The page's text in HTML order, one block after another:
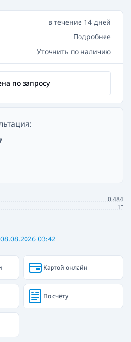
08.08.2026 03:42
0.484
1"
в течение 14 дней
Подробнее
Уточнить по наличию
по запросу
Картой онлайн
По счёту